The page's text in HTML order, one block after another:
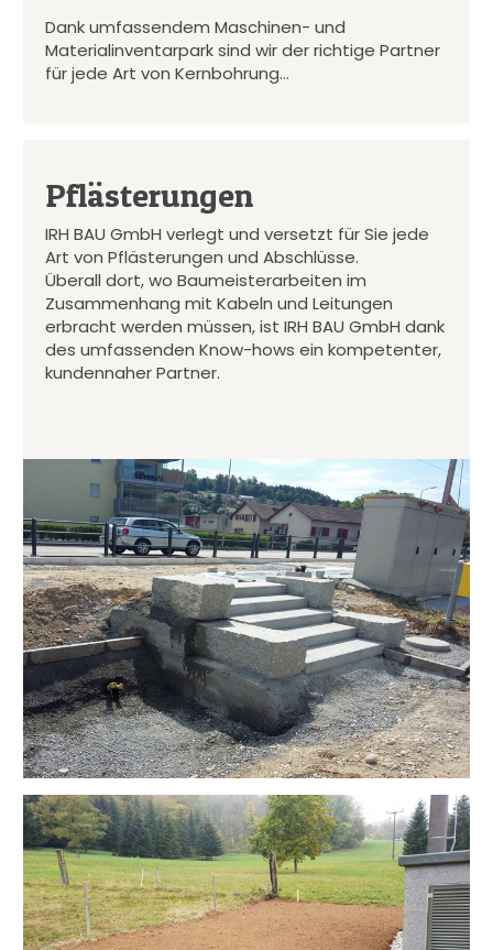
Dank umfassendem Maschinen- und
Materialinventarpark sind wir der richtige Partner
für jede Art von Kernbohrung…
Pflästerungen
IRH BAU GmbH verlegt und versetzt für Sie jede
Art von Pflästerungen und Abschlüsse.
Überall dort, wo Baumeisterarbeiten im
Zusammenhang mit Kabeln und Leitungen
erbracht werden müssen, ist IRH BAU GmbH dank
des umfassenden Know-hows ein kompetenter,
kundennaher Partner.